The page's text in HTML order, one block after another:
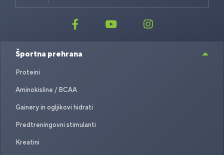
Športna prehrana
Proteini
Aminokisline / BCAA
Gainery in ogljikovi hidrati
Predtreningovni stimulanti
Kreatini